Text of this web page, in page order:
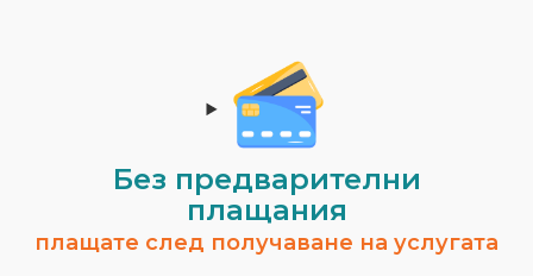
Без предварителни
плащания
плащате след получаване на услугата